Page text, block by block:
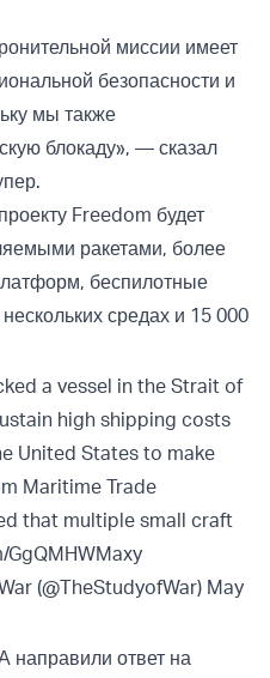
миссии имеет
безопасности и
мы также
блокаду», — сказал
Freedom будет
ракетами, более
беспилотные
средах и 15 000
a vessel in the Strait of
high shipping costs
United States to make
Maritime Trade
that multiple small craft
(@TheStudyofWar) May
ответ на